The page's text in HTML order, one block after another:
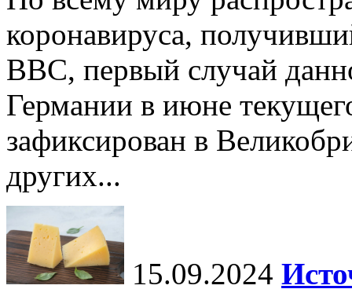
коронавируса,
BBC, первый случай
Германии в июне
зафиксирован в
других...
15.09.2024